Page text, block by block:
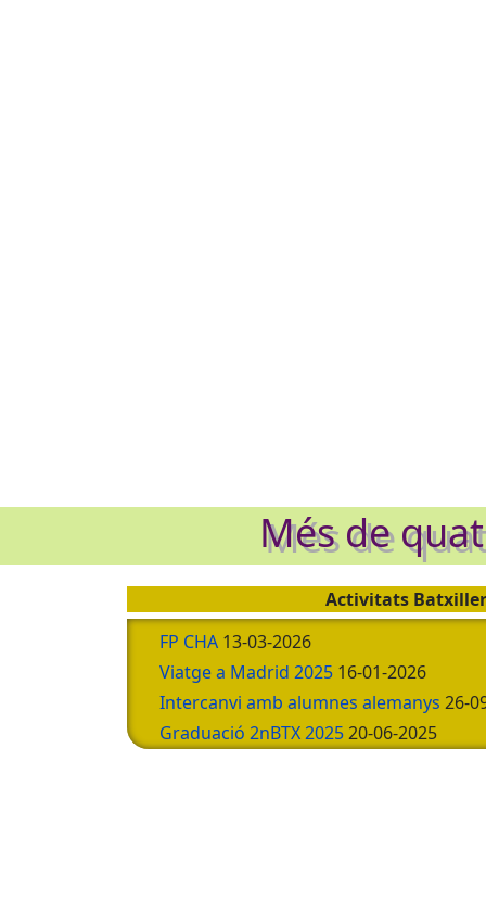
Més de
Activitats
FP CHA 13-03-2026
Viatge a Madrid 2025 16-01-2026
Intercanvi amb alumnes alemanys 26-
Graduació 2nBTX 202520-06-2025